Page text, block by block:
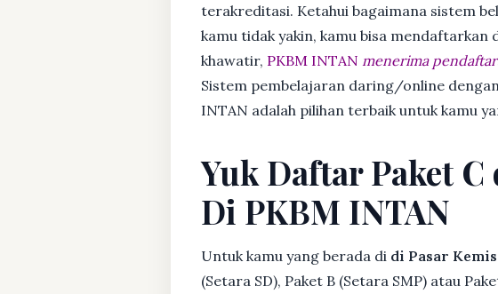
terakreditasi. Ketahui bagaimana sistem
kamu tidak yakin, kamu bisa
khawatir, PKBM INTAN menerima
Sistem pembelajaran daring/online
INTAN adalah pilihan terbaik untuk kamu
Yuk Daftar Paket
Di PKBM INTAN
Untuk kamu yang berada di di Pasar
(Setara SD), Paket B (Setara SMP) atau